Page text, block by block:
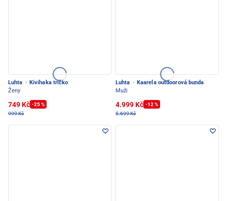
Luhta · Kivihaka tričko
Ženy
749 Kč -25 %
999 Kč
Luhta · Kaarela outdoorová bunda
Muži
4.999 Kč -12 %
5.699 Kč